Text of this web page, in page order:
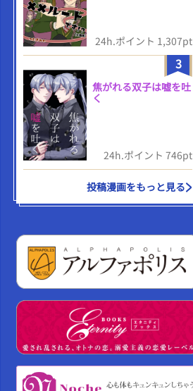
24h.ポイント 1,307pt
3
焦がれる双子は嘘を吐
く
24h.ポイント 746pt
投稿漫画をもっと見る